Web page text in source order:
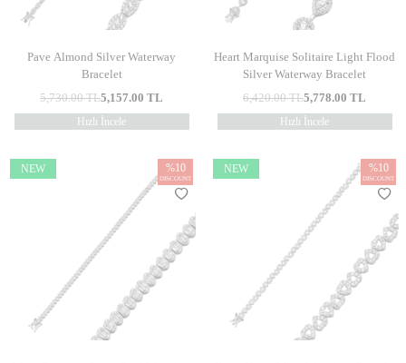
Pave Almond Silver Waterway
Bracelet
5,730.00TL5,157.00 TL
Hızlı İncele
Heart Marquise Solitaire Light Flood
Silver Waterway Bracelet
6,420.00TL5,778.00 TL
Hızlı İncele
NEW %10
DISCOUNT
NEW %10
DISCOUNT